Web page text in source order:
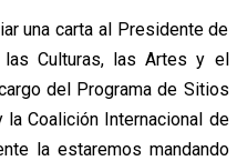
una carta al Presidente de
Culturas, las Artes y el
del Programa de Sitios
Coalición Internacional de
la estaremos mandando